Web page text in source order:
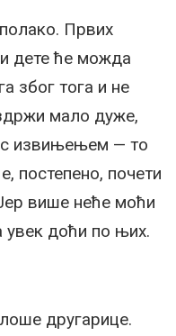
Првих
дете ће можда
због тога и не
мало дуже,
с извињењем — то
постепено, почети
више неће моћи
увек доћи по њих.
другарице.